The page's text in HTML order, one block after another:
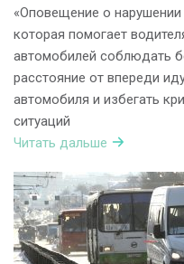
«Оповещение о нарушении
которая помогает
автомобилей соблюдать
расстояние от впереди
автомобиля и избегать
ситуаций
Читать дальше